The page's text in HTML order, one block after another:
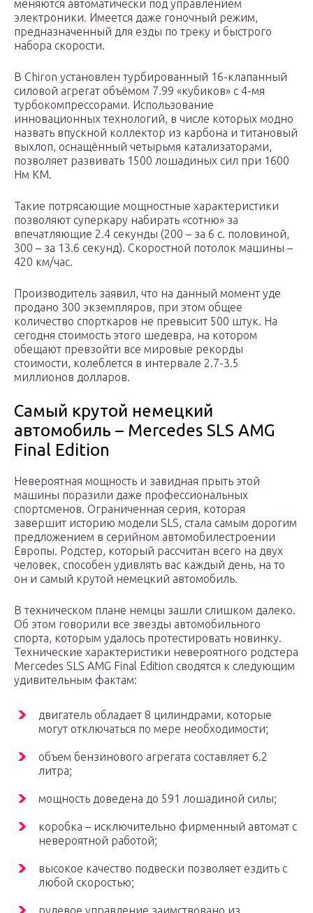
меняются автоматически под управлением
электроники. Имеется даже гоночный режим,
предназначенный для езды по треку и быстрого
набора скорости.
В Chiron установлен турбированный 16-клапанный
силовой агрегат объёмом 7.99 «кубиков» с 4-мя
турбокомпрессорами. Использование
инновационных технологий, в числе которых модно
назвать впускной коллектор из карбона и титановый
выхлоп, оснащённый четырьмя катализаторами,
позволяет развивать 1500 лошадиных сил при 1600
Нм КМ.
Такие потрясающие мощностные характеристики
позволяют суперкару набирать «сотню» за
впечатляющие 2.4 секунды (200 – за 6 с. половиной,
300 – за 13.6 секунд). Скоростной потолок машины –
420 км/час.
Производитель заявил, что на данный момент уде
продано 300 экземпляров, при этом общее
количество спорткаров не превысит 500 штук. На
сегодня стоимость этого шедевра, на котором
обещают превзойти все мировые рекорды
стоимости, колеблется в интервале 2.7-3.5
миллионов долларов.
Самый крутой немецкий
автомобиль – Mercedes SLS AMG
Final Edition
Невероятная мощность и завидная прыть этой
машины поразили даже профессиональных
спортсменов. Ограниченная серия, которая
завершит историю модели SLS, стала самым дорогим
предложением в серийном автомобилестроении
Европы. Родстер, который рассчитан всего на двух
человек, способен удивлять вас каждый день, на то
он и самый крутой немецкий автомобиль.
В техническом плане немцы зашли слишком далеко.
Об этом говорили все звезды автомобильного
спорта, которым удалось протестировать новинку.
Технические характеристики невероятного родстера
Mercedes SLS AMG Final Edition сводятся к следующим
удивительным фактам:
двигатель обладает 8 цилиндрами, которые
могут отключаться по мере необходимости;
объем бензинового агрегата составляет 6.2
литра;
мощность доведена до 591 лошадиной силы;
коробка – исключительно фирменный автомат с
невероятной работой;
высокое качество подвески позволяет ездить с
любой скоростью;
рулевое управление заимствовано из